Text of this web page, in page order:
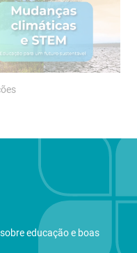
educação e boas